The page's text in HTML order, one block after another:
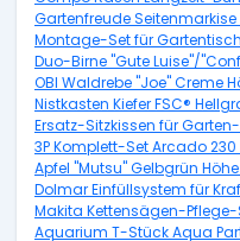
Gartenfreude
Montage-Set für
Duo-Birne "Gute Luise"/
OBI Waldrebe "Joe" Creme
Nistkasten Kiefer FSC®
Ersatz-Sitzkissen für
3P Komplett-Set Arcado 230
Apfel "Mutsu" Gelbgrün
Dolmar Einfüllsystem für
Makita Kettensägen-Pflege-
Aquarium T-Stück Aqua